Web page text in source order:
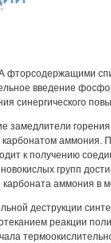
фторсодержащими
введение
синергического
горения
аммония.
к получению
групп
аммония в
деструкции
реакции